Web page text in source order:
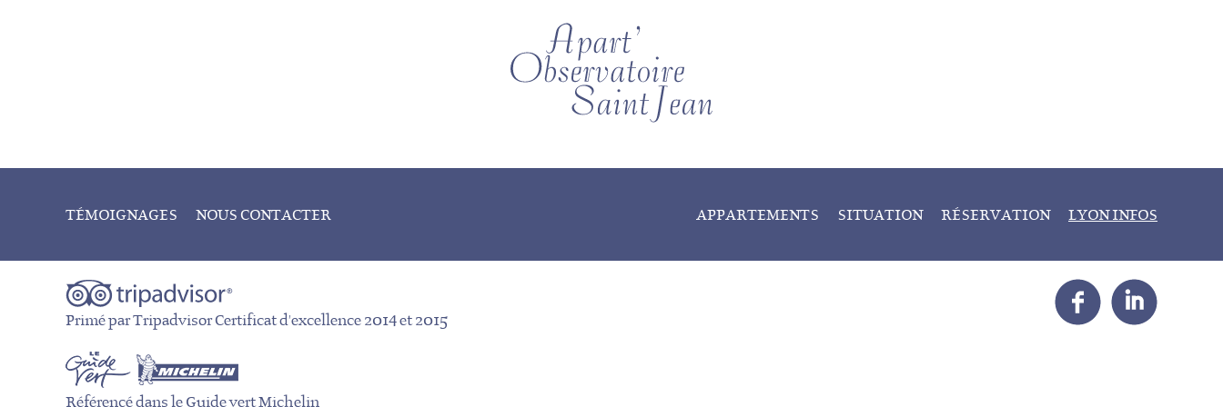
TÉMOIGNAGES NOUS CONTACTER APPARTEMENTS SITUATION RÉSERVATION LYON INFOS
Primé par Tripadvisor Certificat d'excellence 2014 et 2015